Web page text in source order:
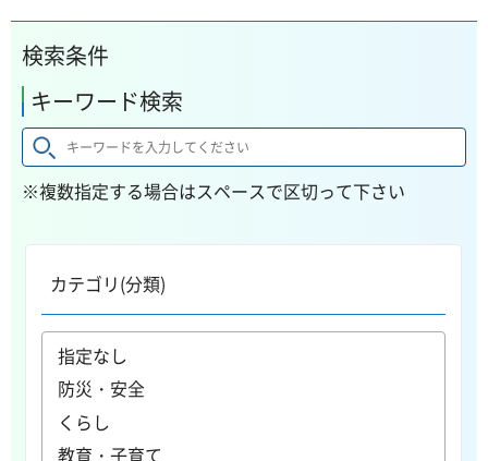
検索条件
キーワード検索
※複数指定する場合はスペースで区切って下さい
カテゴリ(分類)